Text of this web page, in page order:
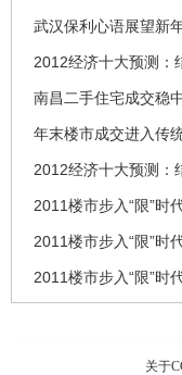
武汉保利心语展望新
2012经济十大预测：
南昌二手住宅成交稳
年末楼市成交进入传
2012经济十大预测：
2011楼市步入“限”时
2011楼市步入“限”时
2011楼市步入“限”时
关于